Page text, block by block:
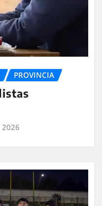
PROVINCIA
2026